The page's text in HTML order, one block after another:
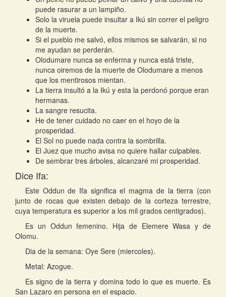
puede rasurar a un lampiño.
Solo la viruela puede insultar a Ikú sin correr el peligro
de la muerte.
Si el pueblo me salvó, ellos mismos se salvarán, si no
me ayudan se perderán.
Olodumare nunca se enferma y nunca está triste,
nunca oiremos de la muerte de Olodumare a menos
que los mentirosos mientan.
La tierra insultó a la Ikú y esta la perdonó porque eran
hermanas.
La sangre resucita.
He de tener cuidado no caer en el hoyo de la
prosperidad.
El Sol no puede nada contra la sombrilla.
El Juez que mucho avisa no quiere hallar culpables.
De sembrar tres árboles, alcanzaré mi prosperidad.
Dice Ifa:
Este Oddun de Ifa significa el magma de la tierra (con
junto de rocas que existen debajo de la corteza terrestre,
cuya temperatura es superior a los mil grados centigrados).
Es un Oddun femenino. Hija de Elemere Wasa y de
Olomu.
Dia de la semana: Oye Sere (miercoles).
Metal: Azogue.
Es signo de la tierra y domina todo lo que es muerte. Es
San Lazaro en persona en el espacio.